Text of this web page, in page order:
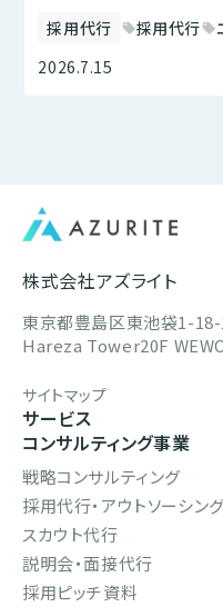
採用代行 sell採用代行sell
2026.7.15
株式会社アズライト
東京都豊島区東池袋1-18-
Hareza Tower20F
サイトマップ
サービス
コンサルティング事業
戦略コンサルティング
採用代行・アウトソーシング
スカウト代行
説明会・面接代行
採用ピッチ資料